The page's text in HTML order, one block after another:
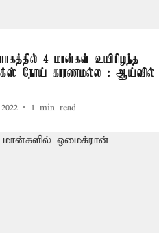
4 மான்கள் உயிரிழந்த
நோய் காரணமல்ல : ஆய்வில்
1 min read